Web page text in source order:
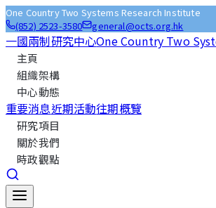
One Country Two Systems Research Institute
(852) 2523-3580
general@octs.org.hk
一國兩制研究中心One Country Two
主頁
組織架構
中心動態
重要消息近期活動往期概覽
研究項目
關於我們
時政觀點